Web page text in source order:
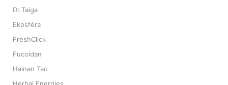
Dr.Taiga
Ekosféra
FreshClick
Fucoidan
Hainan Tao